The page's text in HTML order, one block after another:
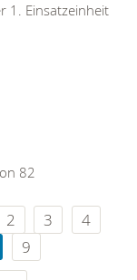
1. Einsatzeinheit
82
2 3
4
9